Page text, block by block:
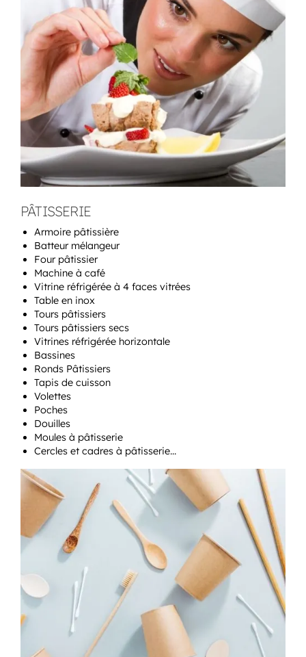
PÂTISSERIE
Armoire pâtissière
Batteur mélangeur
Four pâtissier
Machine à café
Vitrine réfrigérée à 4 faces vitrées
Table en inox
Tours pâtissiers
Tours pâtissiers secs
Vitrines réfrigérée horizontale
Bassines
Ronds Pâtissiers
Tapis de cuisson
Volettes
Poches
Douilles
Moules à pâtisserie
Cercles et cadres à pâtisserie…